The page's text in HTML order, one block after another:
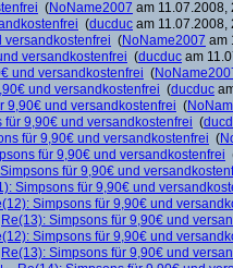
(NoName2007 am 11.07.2008,
(ducduc am 11.07.2008,
versandkostenfrei (NoName2007 am
versandkostenfrei (ducduc am
und versandkostenfrei (
und versandkostenfrei (ducduc
9,90€ und versandkostenfrei (
für 9,90€ und versandkostenfrei (
für 9,90€ und versandkostenfrei (
für 9,90€ und versandkostenfrei
für 9,90€ und
Simpsons für 9,90€ und
Simpsons für 9,90€ und
Re(13): Simpsons für 9,90€ und
Simpsons für 9,90€ und
Re(13): Simpsons für 9,90€ und